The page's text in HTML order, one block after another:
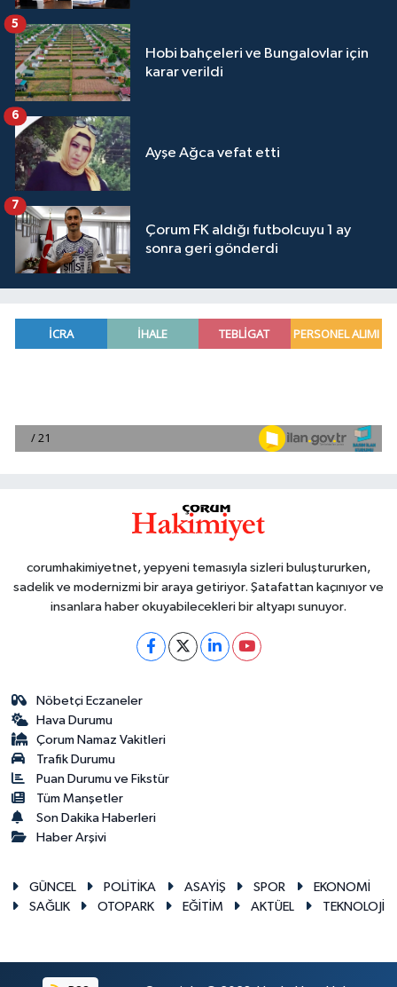
Hobi bahçeleri ve Bungalovlar için
karar verildi
5
Ayşe Ağca vefat etti
6
Çorum FK aldığı futbolcuyu 1 ay
sonra geri gönderdi
7
corumhakimiyetnet, yepyeni temasıyla sizleri buluştururken,
sadelik ve modernizmi bir araya getiriyor. Şatafattan kaçınıyor ve
insanlara haber okuyabilecekleri bir altyapı sunuyor.
Nöbetçi Eczaneler
Hava Durumu
Çorum Namaz Vakitleri
Trafik Durumu
Puan Durumu ve Fikstür
Tüm Manşetler
Son Dakika Haberleri
Haber Arşivi
GÜNCEL POLİTİKA ASAYİŞ SPOR
EKONOMİ
SAĞLIK
OTOPARK EĞİTİM AKTÜEL TEKNOLOJİ